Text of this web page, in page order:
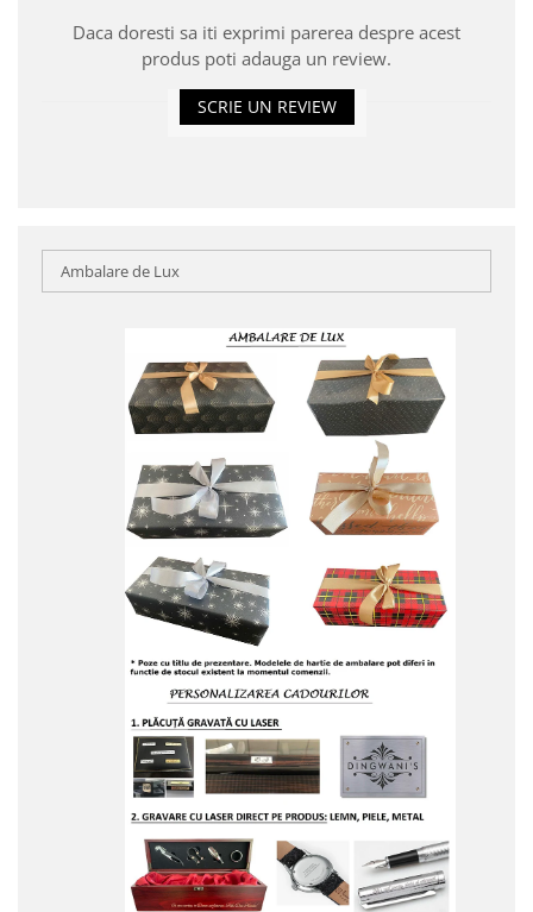
Daca doresti sa iti exprimi parerea despre acest
produs poti adauga un review.
SCRIE UN REVIEW
Ambalare de Lux